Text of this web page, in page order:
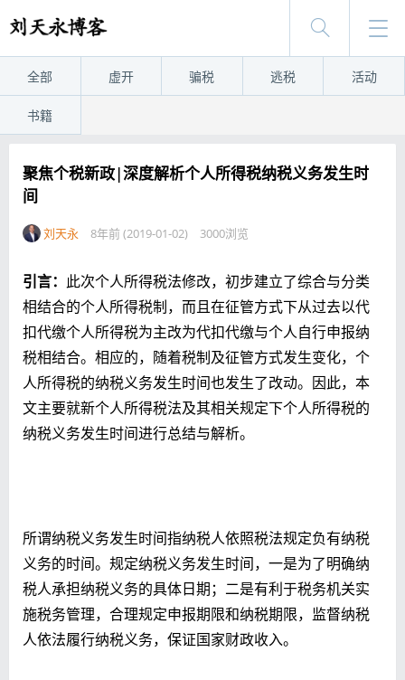
全部 虚开 骗税 逃税 活动
书籍
聚焦个税新政|深度解析个人所得税纳税义务发生时
间
刘天永 8年前 (2019-01-02) 3000浏览
引言： 此次个人所得税法修改，初步建立了综合与分类
相结合的个人所得税制，而且在征管方式下从过去以代
扣代缴个人所得税为主改为代扣代缴与个人自行申报纳
税相结合。相应的，随着税制及征管方式发生变化，个
人所得税的纳税义务发生时间也发生了改动。因此，本
文主要就新个人所得税法及其相关规定下个人所得税的
纳税义务发生时间进行总结与解析。
所谓纳税义务发生时间指纳税人依照税法规定负有纳税
义务的时间。规定纳税义务发生时间，一是为了明确纳
税人承担纳税义务的具体日期；二是有利于税务机关实
施税务管理，合理规定申报期限和纳税期限，监督纳税
人依法履行纳税义务，保证国家财政收入。